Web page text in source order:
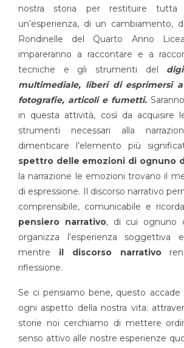
nostra storia per restituire
un’esperienza, di un cambiamento,
Rondinelle del Quarto Anno
impareranno a raccontare e a
tecniche e gli strumenti del
multimediale, liberi di esprimersi
fotografie, articoli e fumetti.
in questa attività, così da acquisire
strumenti necessari alla
dimenticare l’elemento più
spettro delle emozioni di ognuno
la narrazione le emozioni trovano il
di espressione. Il discorso narrativo
comprensibile, comunicabile e
pensiero narrativo, di cui ognuno
organizza l’esperienza soggettiva
mentre il discorso narrativo
riflessione.
Se ci pensiamo bene, questo
ogni aspetto della nostra vita:
storie noi cerchiamo di mettere
senso attivo alle nostre esperienze